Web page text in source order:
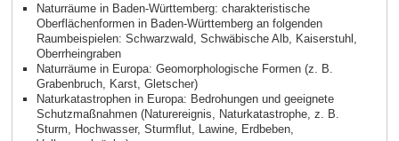
Naturräume in Baden-Württemberg: charakteristische
Oberflächenformen in Baden-Württemberg an folgenden
Raumbeispielen: Schwarzwald, Schwäbische Alb, Kaiserstuhl,
Oberrheingraben
Naturräume in Europa: Geomorphologische Formen (z. B.
Grabenbruch, Karst, Gletscher)
Naturkatastrophen in Europa: Bedrohungen und geeignete
Schutzmaßnahmen (Naturereignis, Naturkatastrophe, z. B.
Sturm, Hochwasser, Sturmflut, Lawine, Erdbeben,